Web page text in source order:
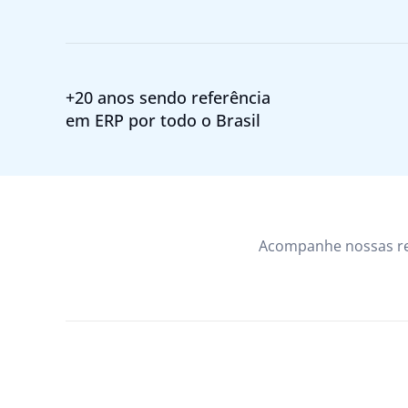
+20 anos sendo referência
em ERP por todo o Brasil
Acompanhe nossas